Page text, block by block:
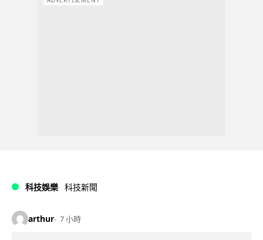
科技娛樂 科技新聞
arthur 7 小時